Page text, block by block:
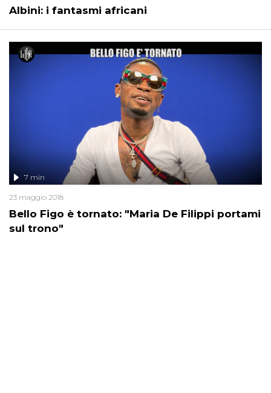
Albini: i fantasmi africani
Bello Figo è tornato: "Maria De Filippi portami
sul trono"
7 min
23 maggio 2018